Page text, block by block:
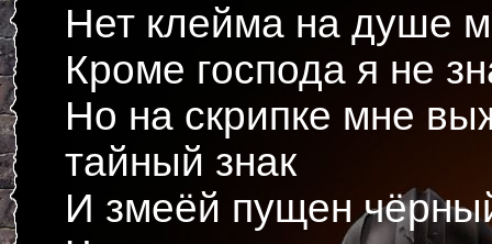
Нет клейма на душе
Кроме господа я не
Но на скрипке мне
тайный знак
И змеёй пущен